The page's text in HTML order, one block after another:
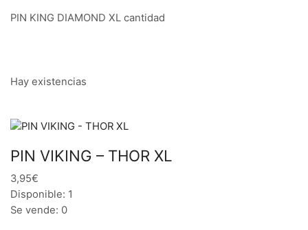
PIN KING DIAMOND XL cantidad
Hay existencias
PIN VIKING – THOR XL
3,95€
Disponible: 1
Se vende: 0